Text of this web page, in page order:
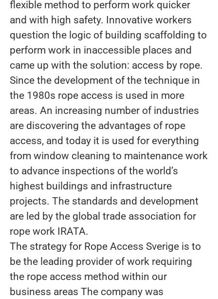
flexible method to perform work quicker
and with high safety. Innovative workers
question the logic of building scaffolding to
perform work in inaccessible places and
came up with the solution: access by rope.
Since the development of the technique in
the 1980s rope access is used in more
areas. An increasing number of industries
are discovering the advantages of rope
access, and today it is used for everything
from window cleaning to maintenance work
to advance inspections of the world’s
highest buildings and infrastructure
projects. The standards and development
are led by the global trade association for
rope work IRATA.
The strategy for Rope Access Sverige is to
be the leading provider of work requiring
the rope access method within our
business areas The company was